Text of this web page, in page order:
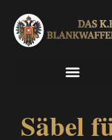
Zum
Säbel